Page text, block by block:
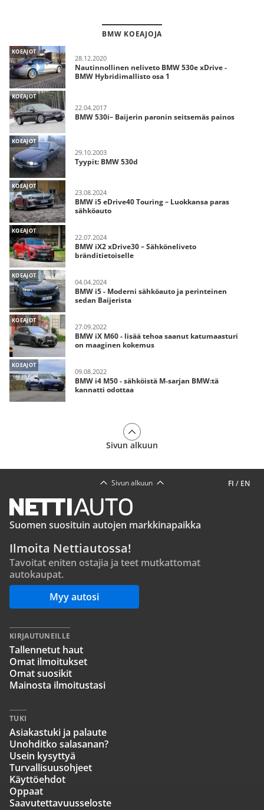
BMW KOEAJOJA
KOEAJOT
28.12.2020
Nautinnollinen neliveto BMW 530e xDrive -
BMW Hybridimallisto osa 1
KOEAJOT
22.04.2017
BMW 530i– Baijerin paronin seitsemäs painos
KOEAJOT
29.10.2003
Tyypit: BMW 530d
KOEAJOT
23.08.2024
BMW i5 eDrive40 Touring – Luokkansa paras
sähköauto
KOEAJOT
22.07.2024
BMW iX2 xDrive30 – Sähköneliveto
bränditietoiselle
KOEAJOT
04.04.2024
BMW i5 - Moderni sähköauto ja perinteinen
sedan Baijerista
KOEAJOT
27.09.2022
BMW iX M60 - lisää tehoa saanut katumaasturi
on maaginen kokemus
KOEAJOT
09.08.2022
BMW i4 M50 - sähköistä M-sarjan BMW:tä
kannatti odottaa
Sivun alkuun
FI / EN
Sivun alkuun
Suomen suosituin autojen markkinapaikka
Ilmoita Nettiautossa!
Tavoitat eniten ostajia ja teet mutkattomat
autokaupat.
Myy autosi
KIRJAUTUNEILLE
Tallennetut haut
Omat ilmoitukset
Omat suosikit
Mainosta ilmoitustasi
TUKI
Asiakastuki ja palaute
Unohditko salasanan?
Usein kysyttyä
Turvallisuusohjeet
Käyttöehdot
Oppaat
Saavutettavuusseloste